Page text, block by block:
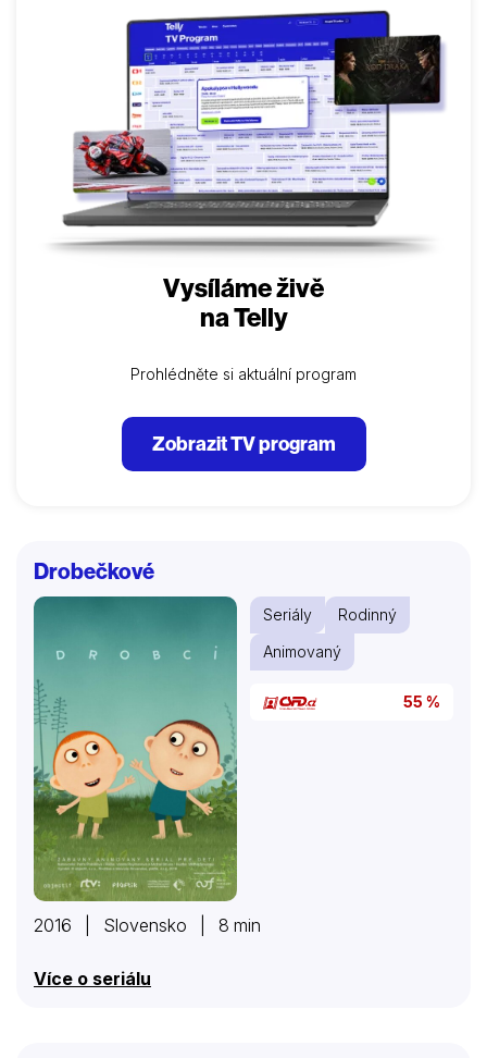
Vysíláme živě
na Telly
Prohlédněte si aktuální program
Zobrazit TV program
Drobečkové
Seriály
Rodinný
Animovaný
55 %
2016 | Slovensko | 8 min
Více o seriálu